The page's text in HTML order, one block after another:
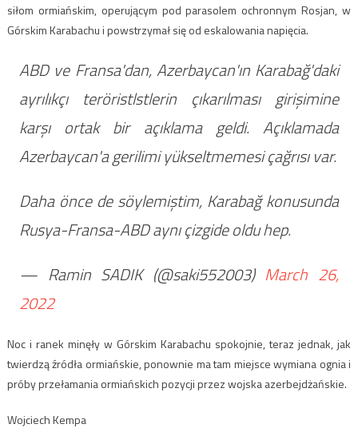
siłom ormiańskim, operującym pod parasolem ochronnym Rosjan, w
Górskim Karabachu i powstrzymał się od eskalowania napięcia.
ABD ve Fransa'dan, Azerbaycan'ın Karabağ'daki
ayrılıkçı teröristlstlerin çıkarılması girişimine
karşı ortak bir açıklama geldi. Açıklamada
Azerbaycan'a gerilimi yükseltmemesi çağrısı var.
Daha önce de söylemiştim, Karabağ konusunda
Rusya-Fransa-ABD aynı çizgide oldu hep.
— Ramin SADIK (@saki552003) March 26,
2022
Noc i ranek minęły w Górskim Karabachu spokojnie, teraz jednak, jak
twierdzą źródła ormiańskie, ponownie ma tam miejsce wymiana ognia i
próby przełamania ormiańskich pozycji przez wojska azerbejdżańskie.
Wojciech Kempa